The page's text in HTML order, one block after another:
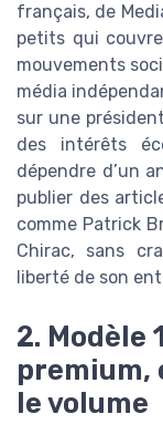
français, de
petits qui
mouvements
média
sur une
des intérêts
dépendre d’un
publier des
comme Patrick
Chirac, sans
liberté de son
2. Modèle
premium,
le volume